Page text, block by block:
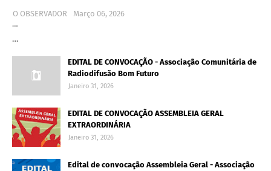
O OBSERVADOR
Março 06, 2026
…
…
EDITAL DE CONVOCAÇÃO - Associação Comunitária de
Radiodifusão Bom Futuro
Janeiro 31, 2026
EDITAL DE CONVOCAÇÃO ASSEMBLEIA GERAL
EXTRAORDINÁRIA
Janeiro 31, 2026
Edital de convocação Assembleia Geral - Associação